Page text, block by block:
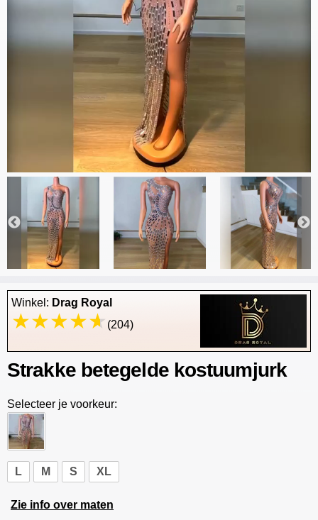
Winkel: Drag Royal
(204)
Strakke betegelde kostuumjurk
Selecteer je voorkeur:
L M S XL
Zie info over maten